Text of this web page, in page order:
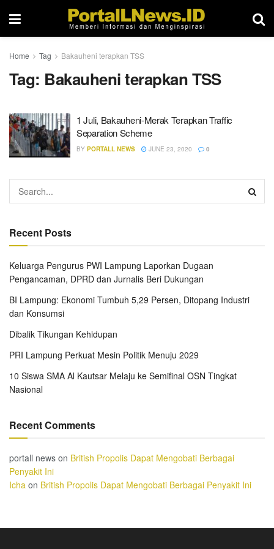
Home Tag Bakauheni terapkan TSS
Tag: Bakauheni terapkan TSS
1 Juli, Bakauheni-Merak Terapkan Traffic
Separation Scheme
BY PORTALL NEWS JUNE 23, 2020 0
Recent Posts
Keluarga Pengurus PWI Lampung Laporkan Dugaan
Pengancaman, DPRD dan Jurnalis Beri Dukungan
BI Lampung: Ekonomi Tumbuh 5,29 Persen, Ditopang Industri
dan Konsumsi
Dibalik Tikungan Kehidupan
PRI Lampung Perkuat Mesin Politik Menuju 2029
10 Siswa SMA Al Kautsar Melaju ke Semifinal OSN Tingkat
Nasional
Recent Comments
portall news on British Propolis Dapat Mengobati Berbagai
Penyakit Ini
Icha on British Propolis Dapat Mengobati Berbagai Penyakit Ini